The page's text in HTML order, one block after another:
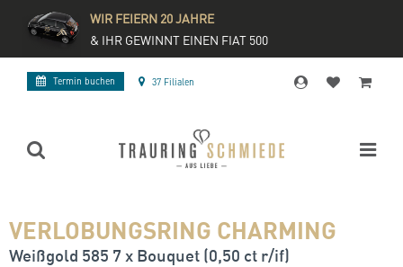
WIR FEIERN 20 JAHRE
& IHR GEWINNT EINEN FIAT 500
Termin buchen 37 Filialen
VERLOBUNGSRING CHARMING
Weißgold 585 7 x Bouquet (0,50 ct r/if)